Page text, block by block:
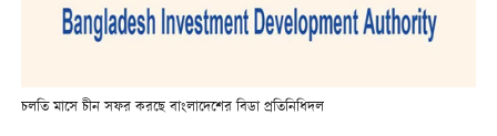
চলতি মাসে চীন সফর করছে বাংলাদেশের বিডা প্রতিনিধিদল